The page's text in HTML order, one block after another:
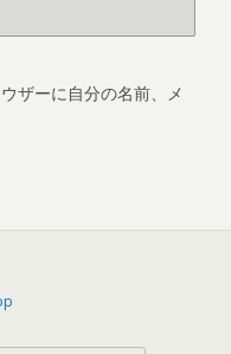
ザーに自分の名前、メ